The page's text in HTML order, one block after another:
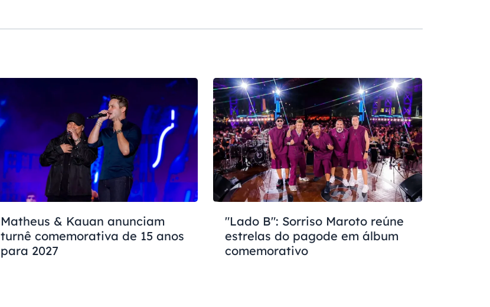
Matheus & Kauan anunciam
turnê comemorativa de 15 anos
para 2027
"Lado B": Sorriso Maroto reúne
estrelas do pagode em álbum
comemorativo